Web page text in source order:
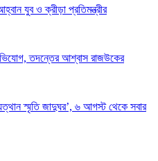
যুব ও ক্রীড়া প্রতিমন্ত্রীর
তদন্তের আশ্বাস রাজউকের
স্মৃতি জাদুঘর’, ৬ আগস্ট থেকে সবার